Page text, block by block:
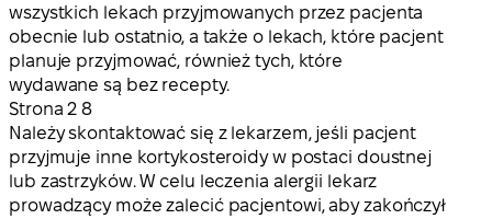
wszystkich lekach przyjmowanych przez pacjenta
obecnie lub ostatnio, a także o lekach, które pacjent
planuje przyjmować, również tych, które
wydawane są bez recepty.
Strona2 8
Należy skontaktować się z lekarzem, jeśli pacjent
przyjmuje inne kortykosteroidy w postaci doustnej
lub zastrzyków. W celu leczenia alergii lekarz
prowadzący może zalecić pacjentowi, aby zakończył